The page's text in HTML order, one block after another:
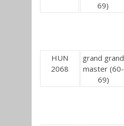
69)
HUN
2068
grand grand
master (60-
69)